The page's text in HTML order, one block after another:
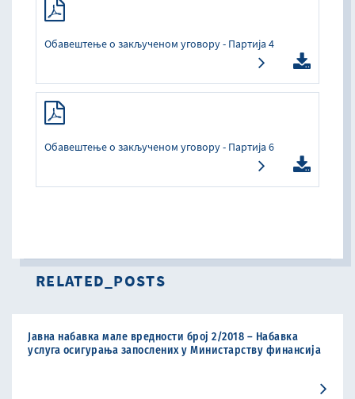
Обавештење о закљученом уговору - Партија 4
Обавештење о закљученом уговору - Партија 6
RELATED_POSTS
Јавна набавка мале вредности број 2/2018 – Набавка
услуга осигурања запослених у Министарству финансија